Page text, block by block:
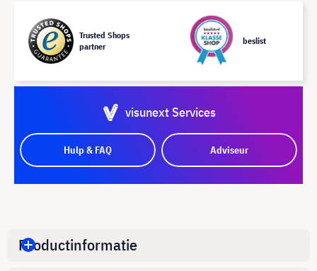
Trusted Shops
partner
beslist
visunext Services
Hulp & FAQ Adviseur
Productinformatie